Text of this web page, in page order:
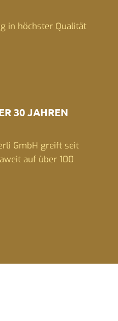
in höchster Qualität
30 JAHREN
GmbH greift seit
auf über 100